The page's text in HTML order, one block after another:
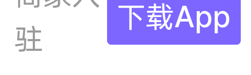
驻
下载App